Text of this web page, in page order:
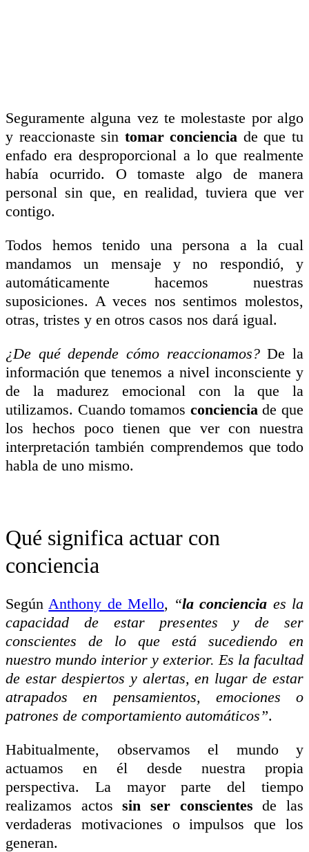
Seguramente alguna vez te molestaste por algo
y reaccionaste sin tomar conciencia de que tu
enfado era desproporcional a lo que realmente
había ocurrido. O tomaste algo de manera
personal sin que, en realidad, tuviera que ver
contigo.
Todos hemos tenido una persona a la cual
mandamos un mensaje y no respondió, y
automáticamente hacemos nuestras
suposiciones. A veces nos sentimos molestos,
otras, tristes y en otros casos nos dará igual.
¿De qué depende cómo reaccionamos?De la
información que tenemos a nivel inconsciente y
de la madurez emocional con la que la
utilizamos. Cuando tomamos conciencia de que
los hechos poco tienen que ver con nuestra
interpretación también comprendemos que todo
habla de uno mismo.
Qué significa actuar con
conciencia
Según Anthony de Mello, “la conciencia es la
capacidad de estar presentes y de ser
conscientes de lo que está sucediendo en
nuestro mundo interior y exterior. Es la facultad
de estar despiertos y alertas, en lugar de estar
atrapados en pensamientos, emociones o
patrones de comportamiento automáticos”.
Habitualmente, observamos el mundo y
actuamos en él desde nuestra propia
perspectiva. La mayor parte del tiempo
realizamos actos sin ser conscientesde las
verdaderas motivaciones o impulsos que los
generan.